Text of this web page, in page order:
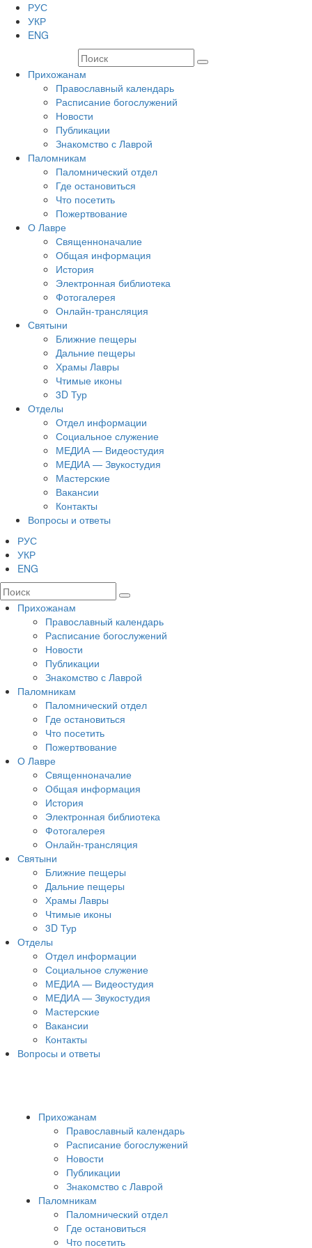
РУС
УКР
ENG
Прихожанам
Православный календарь
Расписание богослужений
Новости
Публикации
Знакомство с Лаврой
Паломникам
Паломнический отдел
Где остановиться
Что посетить
Пожертвование
О Лавре
Священноначалие
Общая информация
История
Электронная библиотека
Фотогалерея
Онлайн-трансляция
Святыни
Ближние пещеры
Дальние пещеры
Храмы Лавры
Чтимые иконы
3D Тур
Отделы
Отдел информации
Социальное служение
МЕДИА — Видеостудия
МЕДИА — Звукостудия
Мастерские
Вакансии
Контакты
Вопросы и ответы
РУС
УКР
ENG
Прихожанам
Православный календарь
Расписание богослужений
Новости
Публикации
Знакомство с Лаврой
Паломникам
Паломнический отдел
Где остановиться
Что посетить
Пожертвование
О Лавре
Священноначалие
Общая информация
История
Электронная библиотека
Фотогалерея
Онлайн-трансляция
Святыни
Ближние пещеры
Дальние пещеры
Храмы Лавры
Чтимые иконы
3D Тур
Отделы
Отдел информации
Социальное служение
МЕДИА — Видеостудия
МЕДИА — Звукостудия
Мастерские
Вакансии
Контакты
Вопросы и ответы
Прихожанам
Православный календарь
Расписание богослужений
Новости
Публикации
Знакомство с Лаврой
Паломникам
Паломнический отдел
Где остановиться
Что посетить